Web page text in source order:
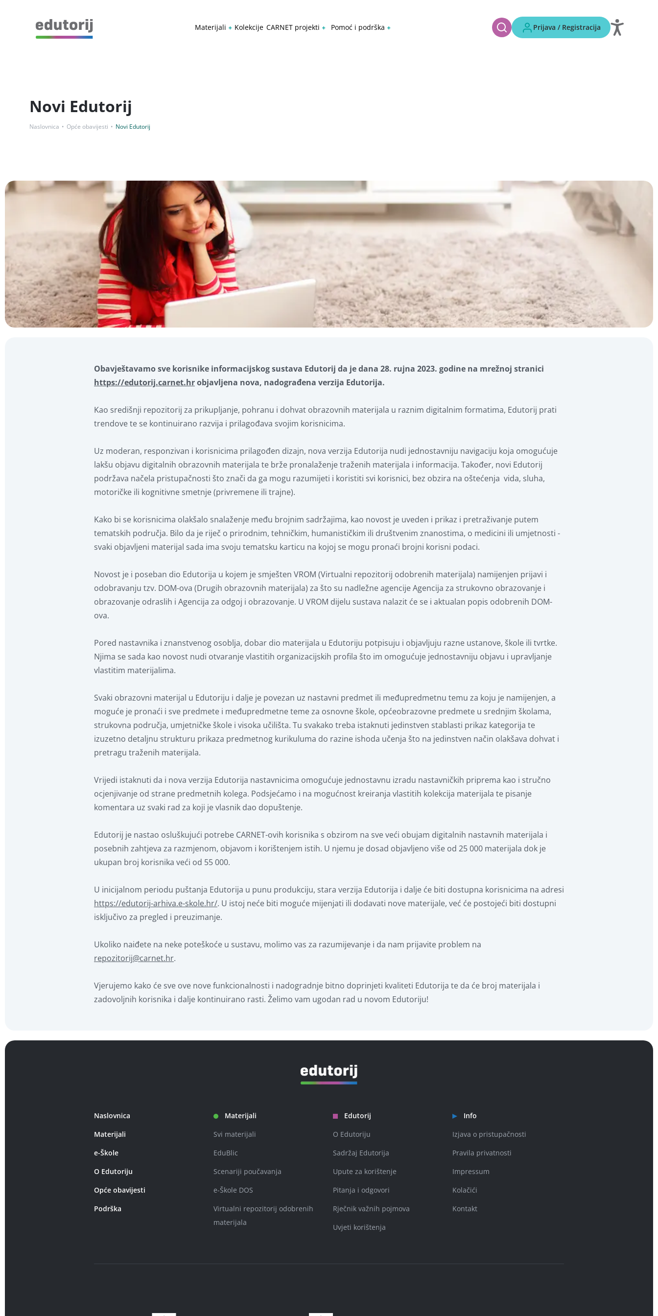
Materijali Kolekcije CARNET projekti Pomoć i podrška Prijava / Registracija
Novi Edutorij
Naslovnica Opće obavijesti Novi Edutorij
Obavještavamo sve korisnike informacijskog sustava Edutorij da je dana 28. rujna 2023. godine na mrežnoj stranici
https://edutorij.carnet.hrobjavljena nova, nadograđena verzija Edutorija.
Kao središnji repozitorij za prikupljanje, pohranu i dohvat obrazovnih materijala u raznim digitalnim formatima, Edutorij prati
trendove te se kontinuirano razvija i prilagođava svojim korisnicima.
Uz moderan, responzivan i korisnicima prilagođen dizajn, nova verzija Edutorija nudi jednostavniju navigaciju koja omogućuje
lakšu objavu digitalnih obrazovnih materijala te brže pronalaženje traženih materijala i informacija. Također, novi Edutorij
podržava načela pristupačnosti što znači da ga mogu razumijeti i koristiti svi korisnici, bez obzira na oštećenja vida, sluha,
motoričke ili kognitivne smetnje (privremene ili trajne).
Kako bi se korisnicima olakšalo snalaženje među brojnim sadržajima, kao novost je uveden i prikaz i pretraživanje putem
tematskih područja. Bilo da je riječ o prirodnim, tehničkim, humanističkim ili društvenim znanostima, o medicini ili umjetnosti -
svaki objavljeni materijal sada ima svoju tematsku karticu na kojoj se mogu pronaći brojni korisni podaci.
Novost je i poseban dio Edutorija u kojem je smješten VROM (Virtualni repozitorij odobrenih materijala) namijenjen prijavi i
odobravanju tzv. DOM-ova (Drugih obrazovnih materijala) za što su nadležne agencije Agencija za strukovno obrazovanje i
obrazovanje odraslih i Agencija za odgoj i obrazovanje. U VROM dijelu sustava nalazit će se i aktualan popis odobrenih DOM-
ova.
Pored nastavnika i znanstvenog osoblja, dobar dio materijala u Edutoriju potpisuju i objavljuju razne ustanove, škole ili tvrtke.
Njima se sada kao novost nudi otvaranje vlastitih organizacijskih profila što im omogućuje jednostavniju objavu i upravljanje
vlastitim materijalima.
Svaki obrazovni materijal u Edutoriju i dalje je povezan uz nastavni predmet ili međupredmetnu temu za koju je namijenjen, a
moguće je pronaći i sve predmete i međupredmetne teme za osnovne škole, općeobrazovne predmete u srednjim školama,
strukovna područja, umjetničke škole i visoka učilišta. Tu svakako treba istaknuti jedinstven stablasti prikaz kategorija te
izuzetno detaljnu strukturu prikaza predmetnog kurikuluma do razine ishoda učenja što na jedinstven način olakšava dohvat i
pretragu traženih materijala.
Vrijedi istaknuti da i nova verzija Edutorija nastavnicima omogućuje jednostavnu izradu nastavničkih priprema kao i stručno
ocjenjivanje od strane predmetnih kolega. Podsjećamo i na mogućnost kreiranja vlastitih kolekcija materijala te pisanje
komentara uz svaki rad za koji je vlasnik dao dopuštenje.
Edutorij je nastao osluškujući potrebe CARNET-ovih korisnika s obzirom na sve veći obujam digitalnih nastavnih materijala i
posebnih zahtjeva za razmjenom, objavom i korištenjem istih. U njemu je dosad objavljeno više od 25 000 materijala dok je
ukupan broj korisnika veći od 55 000.
U inicijalnom periodu puštanja Edutorija u punu produkciju, stara verzija Edutorija i dalje će biti dostupna korisnicima na adresi
https://edutorij-arhiva.e-skole.hr/. U istoj neće biti moguće mijenjati ili dodavati nove materijale, već će postojeći biti dostupni
isključivo za pregled i preuzimanje.
Ukoliko naiđete na neke poteškoće u sustavu, molimo vas za razumijevanje i da nam prijavite problem na
repozitorij@carnet.hr.
Vjerujemo kako će sve ove nove funkcionalnosti i nadogradnje bitno doprinjeti kvaliteti Edutorija te da će broj materijala i
zadovoljnih korisnika i dalje kontinuirano rasti. Želimo vam ugodan rad u novom Edutoriju!
Naslovnica
Materijali
e-Škole
O Edutoriju
Opće obavijesti
Podrška
Materijali
Svi materijali
EduBlic
Scenariji poučavanja
e-Škole DOS
Virtualni repozitorij odobrenih
materijala
Edutorij
O Edutoriju
Sadržaj Edutorija
Upute za korištenje
Pitanja i odgovori
Rječnik važnih pojmova
Uvjeti korištenja
Info
Izjava o pristupačnosti
Pravila privatnosti
Impressum
Kolačići
Kontakt